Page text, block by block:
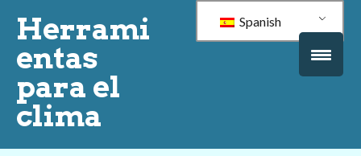
Herrami
entas
para el
clima
Spanish